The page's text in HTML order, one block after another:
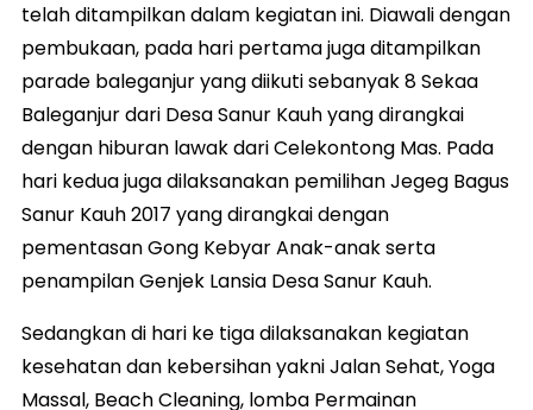
telah ditampilkan dalam kegiatan ini. Diawali dengan
pembukaan, pada hari pertama juga ditampilkan
parade baleganjur yang diikuti sebanyak 8 Sekaa
Baleganjur dari Desa Sanur Kauh yang dirangkai
dengan hiburan lawak dari Celekontong Mas. Pada
hari kedua juga dilaksanakan pemilihan Jegeg Bagus
Sanur Kauh 2017 yang dirangkai dengan
pementasan Gong Kebyar Anak-anak serta
penampilan Genjek Lansia Desa Sanur Kauh.
Sedangkan di hari ke tiga dilaksanakan kegiatan
kesehatan dan kebersihan yakni Jalan Sehat, Yoga
Massal, Beach Cleaning, lomba Permainan